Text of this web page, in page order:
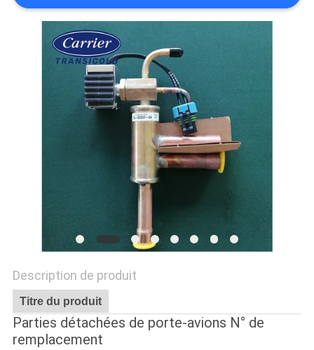
NOUVELLES
AFFAIRES
POLITIQUE
CONFIDENTIALITÉ
Description de produit
Titre du produit
Parties détachées de porte-avions N° de
remplacement